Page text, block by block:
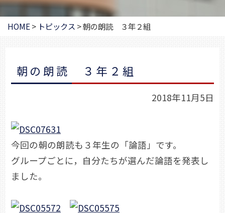
ッ
プHOME> トピックス >朝の朗読 ３年２組
朝の朗読 ３年２組
2018年11月5日
今回の朝の朗読も３年生の「論語」です。
グループごとに，自分たちが選んだ論語を発表し
ました。